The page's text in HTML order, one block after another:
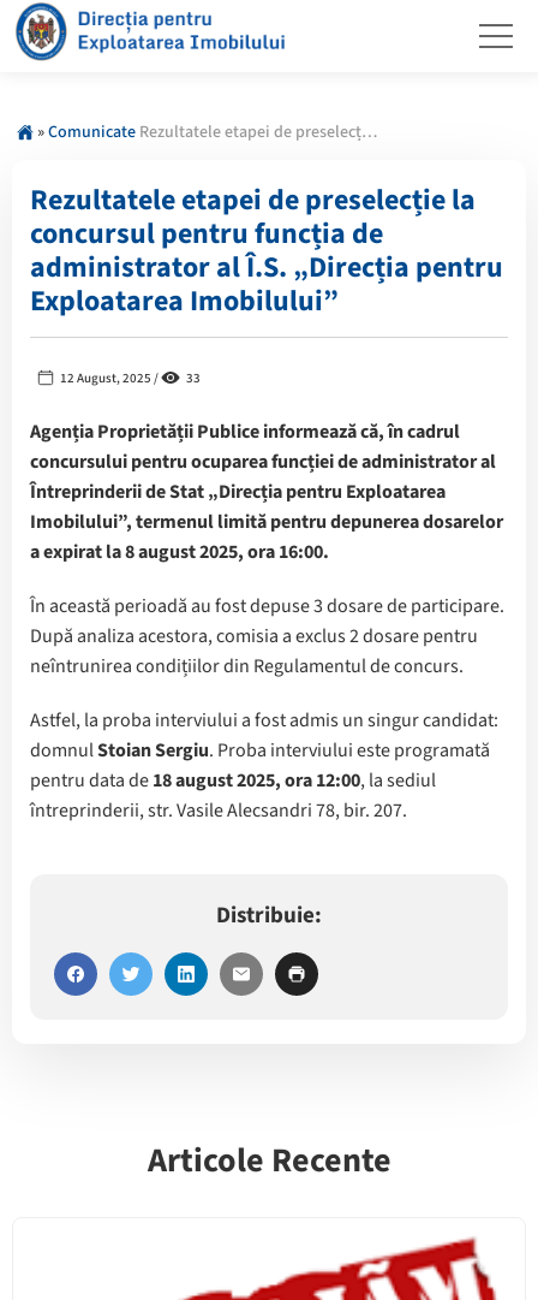
»Comunicate Rezultatele etapei de preselecție la concursul pentru funcția de administrator al Î.S. „Direcția pentru Exploatarea Imobilului”
Rezultatele etapei de preselecție la
concursul pentru funcția de
administrator al Î.S. „Direcția pentru
Exploatarea Imobilului”
12 August, 2025 / 33
Agenția Proprietății Publice informează că, în cadrul
concursului pentru ocuparea funcției de administrator al
Întreprinderii de Stat „Direcția pentru Exploatarea
Imobilului”, termenul limită pentru depunerea dosarelor
a expirat la 8 august 2025, ora 16:00.
În această perioadă au fost depuse 3 dosare de participare.
După analiza acestora, comisia a exclus 2 dosare pentru
neîntrunirea condițiilor din Regulamentul de concurs.
Astfel, la proba interviului a fost admis un singur candidat:
domnulStoian Sergiu. Proba interviului este programată
pentru data de18 august 2025, ora 12:00, la sediul
întreprinderii, str. Vasile Alecsandri 78, bir. 207.
Distribuie:
Articole Recente